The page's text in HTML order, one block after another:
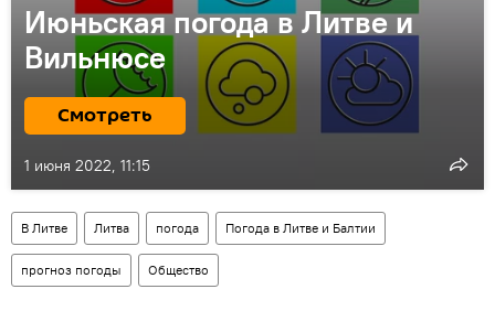
Июньская погода в Литве и
Вильнюсе
Смотреть
1 июня 2022, 11:15
В Литве Литва погода Погода в Литве и Балтии
прогноз погоды Общество